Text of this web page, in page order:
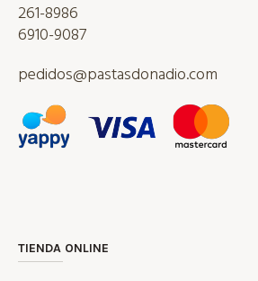
261-8986
6910-9087
pedidos@pastasdonadio.com
TIENDA ONLINE